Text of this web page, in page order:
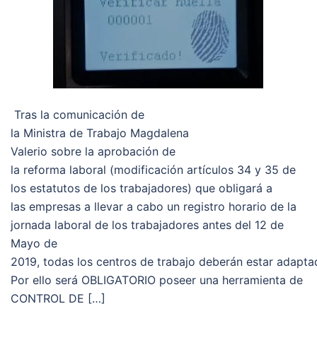
Tras la comunicación de
la Ministra de Trabajo Magdalena
Valerio sobre la aprobación de
la reforma laboral (modificación artículos 34 y 35 de
los estatutos de los trabajadores) que obligará a
las empresas a llevar a cabo un registro horario de la
jornada laboral de los trabajadores antes del 12 de
Mayo de
2019, todas los centros de trabajo deberán estar
Por ello será OBLIGATORIO poseer una herramienta de
CONTROL DE […]